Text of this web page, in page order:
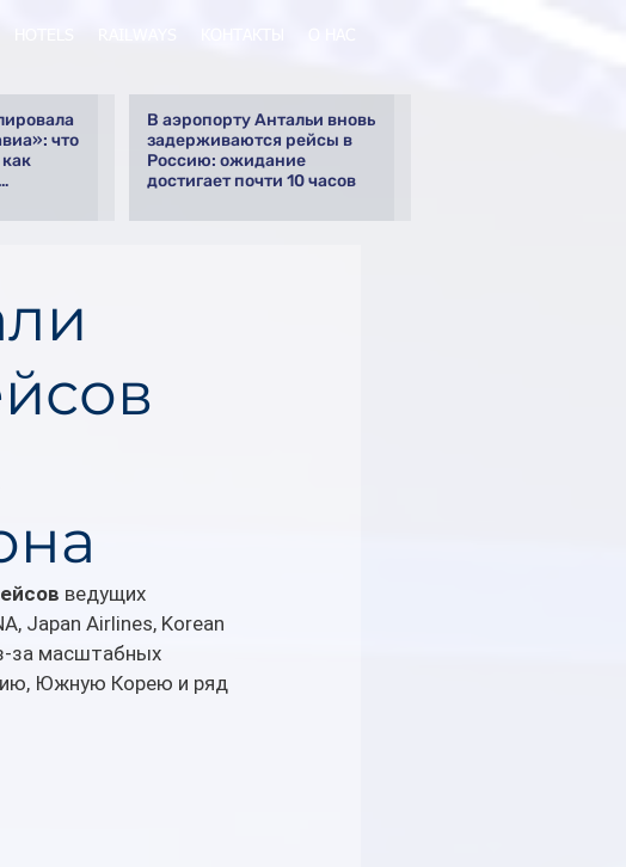
что
В аэропорту Антальи вновь
задерживаются рейсы в
Россию: ожидание
достигает почти 10 часов
ведущих
Japan Airlines, Korean
за масштабных
Южную Корею и ряд